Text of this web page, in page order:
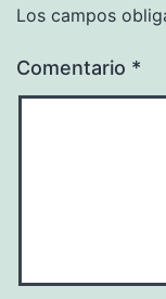
Los campos
Comentario *